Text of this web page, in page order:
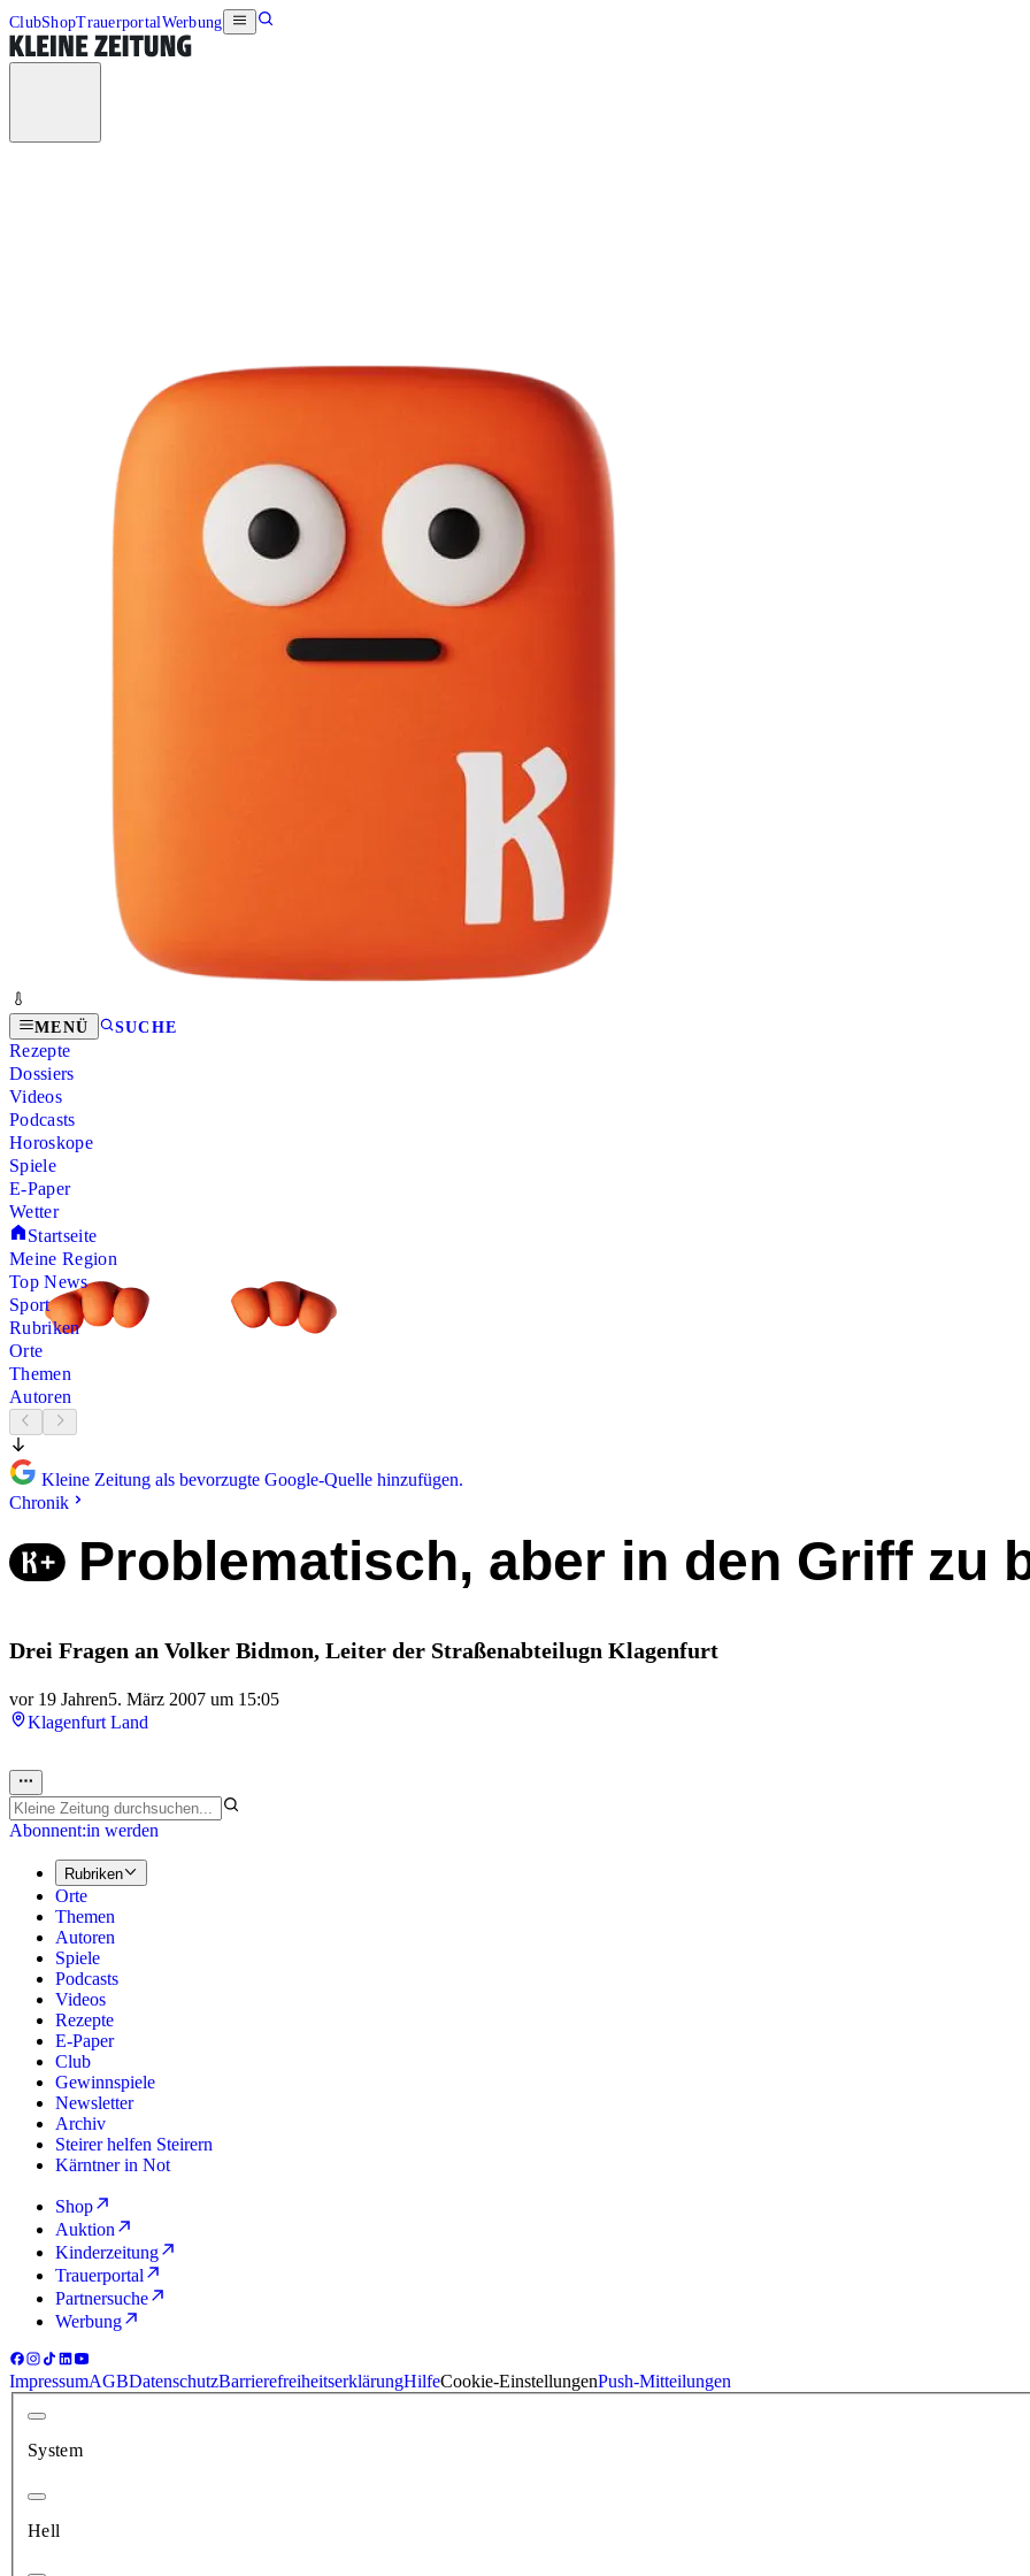
ClubShopTrauerportalWerbung
MENÜ SUCHE
Rezepte
Dossiers
Videos
Podcasts
Horoskope
Spiele
E-Paper
Wetter
Startseite
Meine Region
Top News
Sport
Rubriken
Orte
Themen
Autoren
Kleine Zeitung als bevorzugte Google-Quelle hinzufügen.
Chronik
Problematisch, aber in den Griff zu
Drei Fragen an Volker Bidmon, Leiter der Straßenabteilugn Klagenfurt
vor 19 Jahren5. März 2007 um 15:05
Klagenfurt Land
Abonnent:in werden
Rubriken
Orte
Themen
Autoren
Spiele
Podcasts
Videos
Rezepte
E-Paper
Club
Gewinnspiele
Newsletter
Archiv
Steirer helfen Steirern
Kärntner in Not
Shop
Auktion
Kinderzeitung
Trauerportal
Partnersuche
Werbung
ImpressumAGBDatenschutzBarrierefreiheitserklärungHilfeCookie-EinstellungenPush-Mitteilungen
System
Hell